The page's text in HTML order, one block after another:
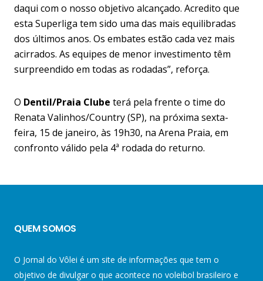
daqui com o nosso objetivo alcançado. Acredito que
esta Superliga tem sido uma das mais equilibradas
dos últimos anos. Os embates estão cada vez mais
acirrados. As equipes de menor investimento têm
surpreendido em todas as rodadas”, reforça.
O Dentil/Praia Clube terá pela frente o time do
Renata Valinhos/Country (SP), na próxima sexta-
feira, 15 de janeiro, às 19h30, na Arena Praia, em
confronto válido pela 4ª rodada do returno.
QUEM SOMOS
O Jornal do Vôlei é um site de informações que tem o
objetivo de divulgar o que acontece no voleibol brasileiro e